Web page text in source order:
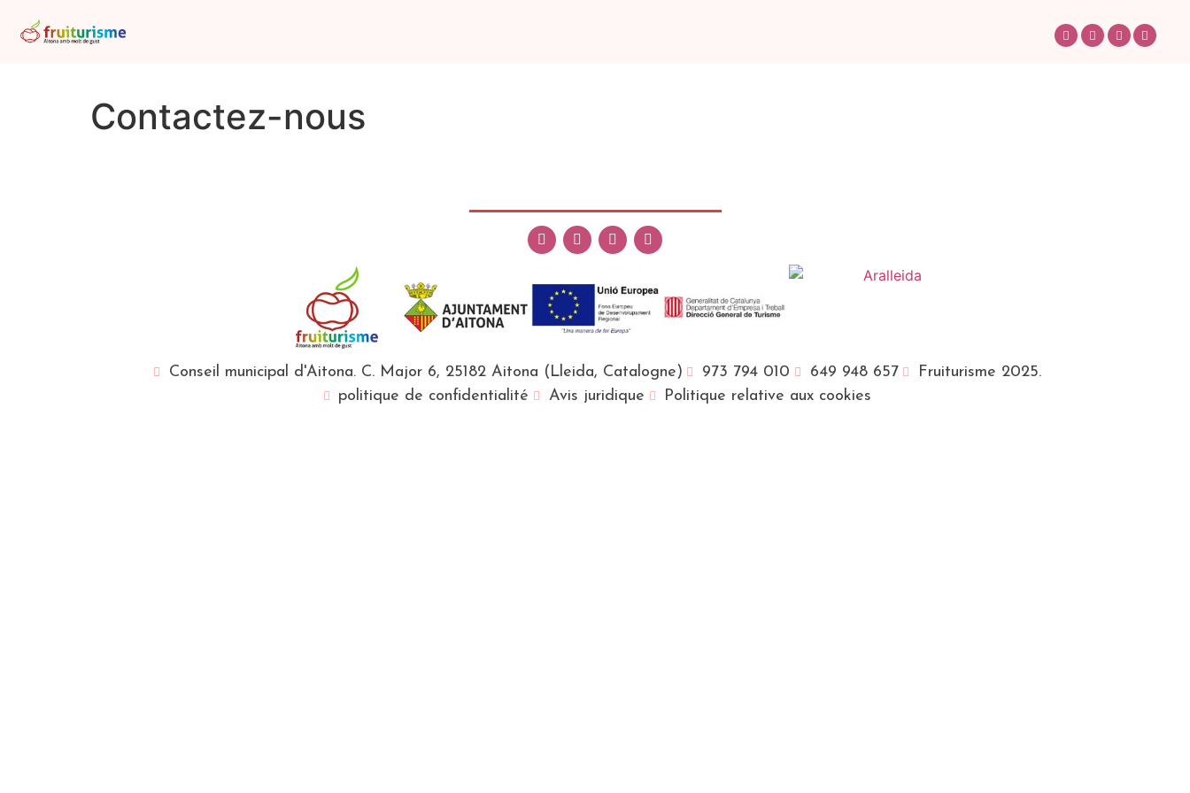
Contactez-nous
Conseil municipal d'Aitona. C. Major 6, 25182 Aitona (Lleida, Catalogne) 973 794 010 649 948 657
Fruiturisme 2025.
politique de confidentialité
Avis juridique Politique relative aux cookies